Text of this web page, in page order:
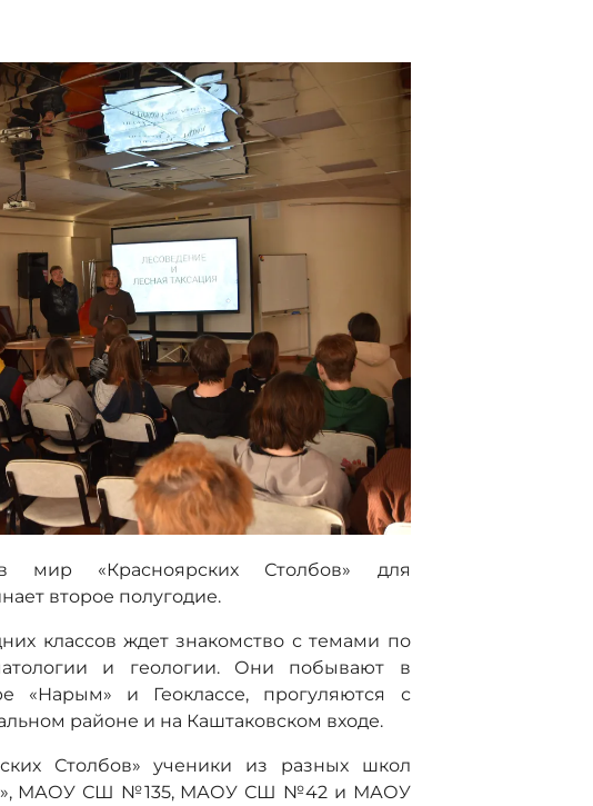
мир «Красноярских Столбов» для
второе полугодие.
классов ждет знакомство с темами по
и геологии. Они побывают в
«Нарым» и Геоклассе, прогуляются с
районе и на Каштаковском входе.
Столбов» ученики из разных школ
МАОУ СШ №135, МАОУ СШ №42 и МАОУ